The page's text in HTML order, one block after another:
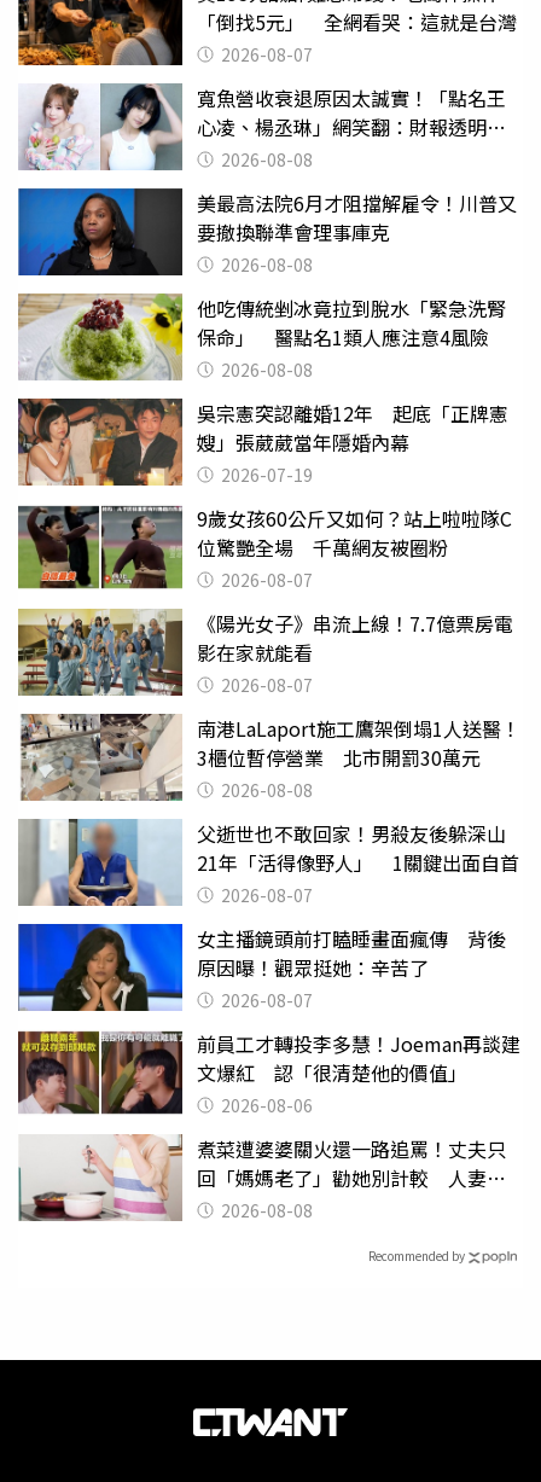
「倒找5元」 全網看哭：這就是台灣
2026-08-07
寬魚營收衰退原因太誠實！「點名王
心凌、楊丞琳」網笑翻：財報透明度
滿分2026-08-08
美最高法院6月才阻擋解雇令！川普又
要撤換聯準會理事庫克
2026-08-08
他吃傳統剉冰竟拉到脫水「緊急洗腎
保命」 醫點名1類人應注意4風險
2026-08-08
吳宗憲突認離婚12年 起底「正牌憲
嫂」張葳葳當年隱婚內幕
2026-07-19
9歲女孩60公斤又如何？站上啦啦隊C
位驚艷全場 千萬網友被圈粉
2026-08-07
《陽光女子》串流上線！7.7億票房電
影在家就能看
2026-08-07
南港LaLaport施工鷹架倒塌1人送醫！
3櫃位暫停營業 北市開罰30萬元
2026-08-08
父逝世也不敢回家！男殺友後躲深山
21年「活得像野人」 1關鍵出面自首
2026-08-07
女主播鏡頭前打瞌睡畫面瘋傳 背後
原因曝！觀眾挺她：辛苦了
2026-08-07
前員工才轉投李多慧！Joeman再談建
文爆紅 認「很清楚他的價值」
2026-08-06
煮菜遭婆婆關火還一路追罵！丈夫只
回「媽媽老了」勸她別計較 人妻超
崩潰：我像台傭
2026-08-08
Recommended by